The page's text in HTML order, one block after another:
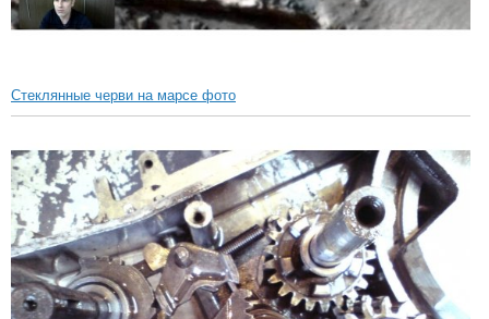
Стеклянные черви на марсе фото